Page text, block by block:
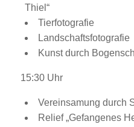
Thiel“
Tierfotografie
Landschaftsfotografie
Kunst durch
15:30 Uhr
Vereinsamung durch
Relief „Gefangenes